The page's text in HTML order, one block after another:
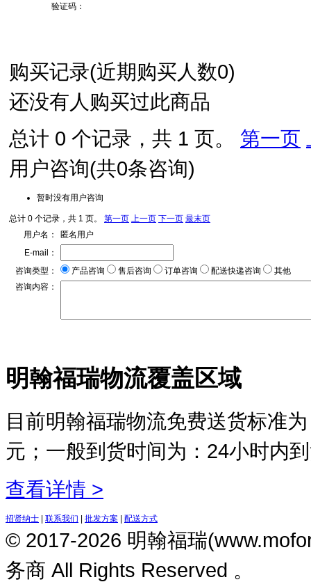
验证码：
购买记录(近期购买人数0)
还没有人购买过此商品
总计 0 个记录，共 1 页。 第一页
用户咨询(共0条咨询)
暂时没有用户咨询
总计 0 个记录，共 1 页。 第一页 上一页 下一页 最末页
用户名：
匿名用户
E-mail：
咨询类型：
产品咨询 售后咨询 订单咨询 配送快递咨询
其他
咨询内容：
明翰福瑞物流覆盖区域
目前明翰福瑞物流免费送货标准
元；一般到货时间为：24小时内
查看详情 >
招贤纳士 | 联系我们 | 批发方案 | 配送方式
© 2017-2026 明翰福瑞
务商 All Rights Reserved 。